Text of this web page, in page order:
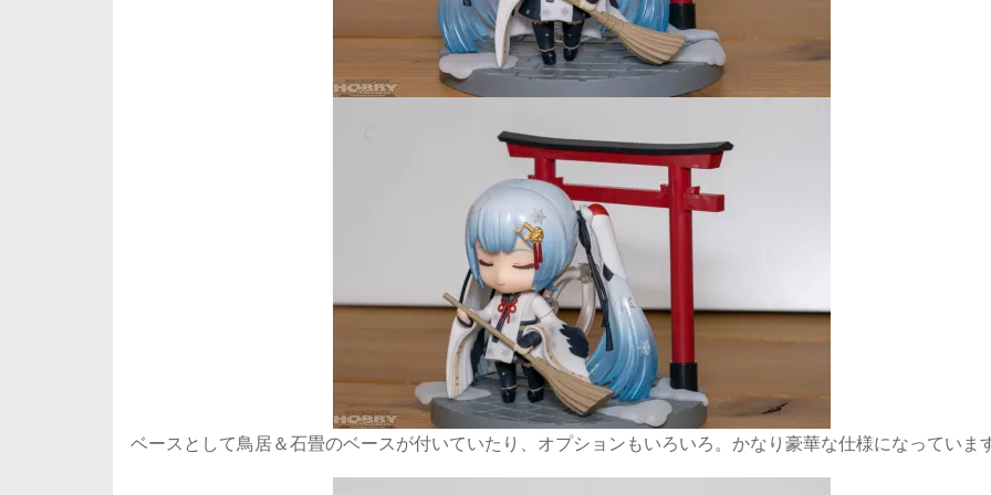
ベースとして鳥居＆石畳のベースが付いていたり、オプションもいろいろ。かなり豪華な仕様になっていま